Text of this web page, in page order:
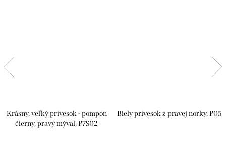
Krásny, veľký prívesok - pompón
čierny, pravý mýval, P7S02
Biely prívesok z pravej norky, P05